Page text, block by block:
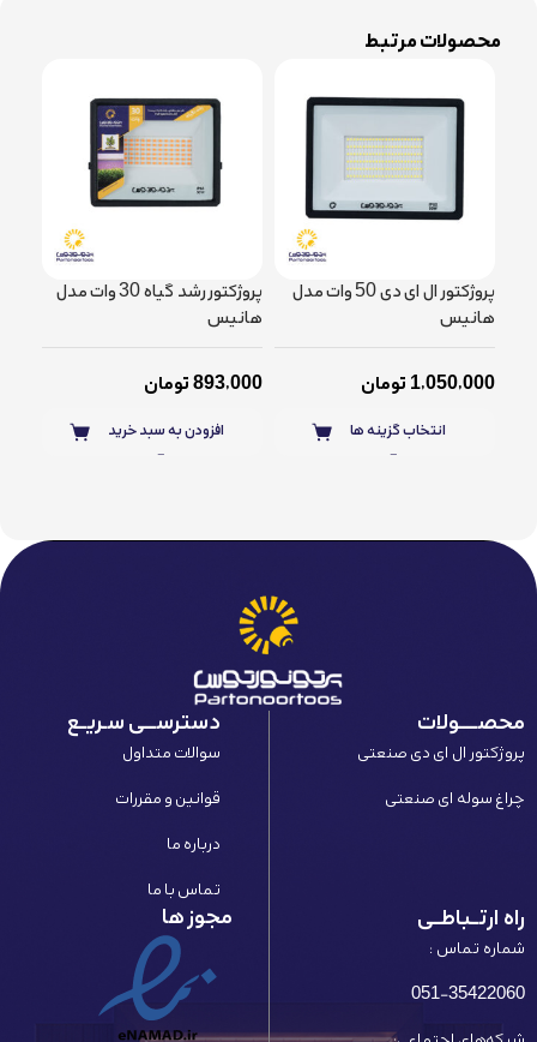
محصولات مرتبط
پروژکتور ال ای دی 50 وات مدل
هانیس
1,050,000 تومان
انتخاب گزینه ها
پروژکتور رشد گیاه 30 وات مدل
هانیس
893,000تومان
افزودن به سبد خرید
محصـــــولات
پروژکتور ال ای دی صنعتی
چراغ سوله ای صنعتی
دسترســـی سـریــع
سوالات متداول
قوانین و مقررات
درباره ما
تماس با ما
راه ارتــباطــی
شماره تماس :
051-35422060
مجوز ها